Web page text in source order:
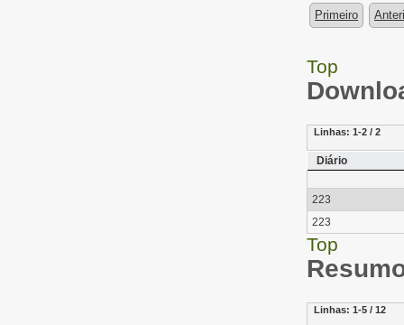
Primeiro
Top
Linhas: 1-2 / 2
Diário
223
223
Top
Linhas: 1-5 / 12